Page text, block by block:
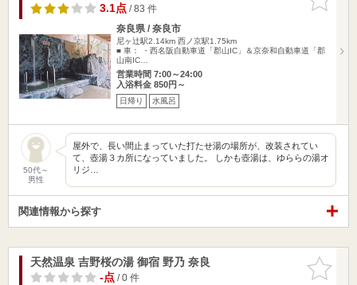
りに追加
3.1点/ 83 件
奈良県 / 奈良市
尼ヶ辻駅2.14km 西ノ京駅1.75km
■ 車： ・西名阪自動車道「郡山IC」＆京奈和自動車道「郡
山南IC…
営業時間 7:00～24:00
入浴料金 850円～
日帰り 水風呂
50代～
男性
屋外で、長い間止まっていた打たせ湯の場所が、改装されてい
て、壺湯３カ所になっていました。 しかも壺湯は、ゆららの湯オ
リジ…
関連情報から探す
お気に入
りに追加
天然温泉 吉野桜の湯 御宿 野乃 奈良
-点/ 0 件